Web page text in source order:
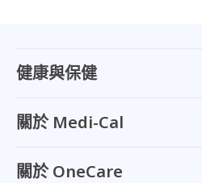
健康與保健
關於 Medi-Cal
關於 OneCare